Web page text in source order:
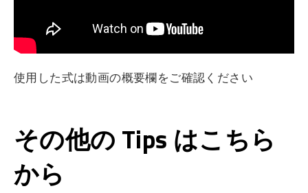
使用した式は動画の概要欄をご確認ください
その他の Tips はこちら
から